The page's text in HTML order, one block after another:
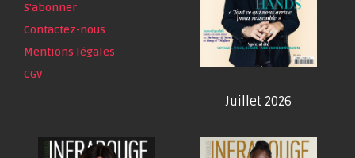
S'abonner
Contactez-nous
Mentions légales
CGV
Juillet 2026